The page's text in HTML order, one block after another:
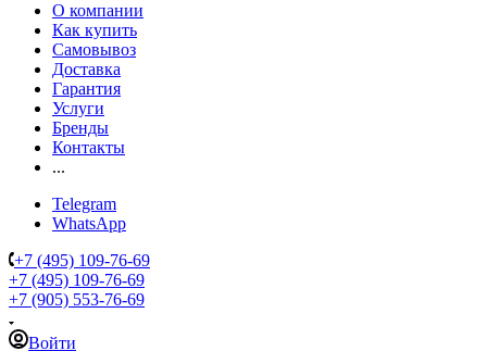
О компании
Как купить
Самовывоз
Доставка
Гарантия
Услуги
Бренды
Контакты
...
Telegram
WhatsApp
+7 (495) 109-76-69
+7 (495) 109-76-69
+7 (905) 553-76-69
Войти